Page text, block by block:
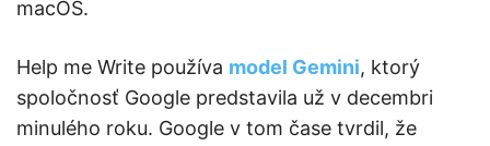
macOS.
Help me Write používa model Gemini, ktorý
spoločnosť Google predstavila už v decembri
minulého roku. Google v tom čase tvrdil, že